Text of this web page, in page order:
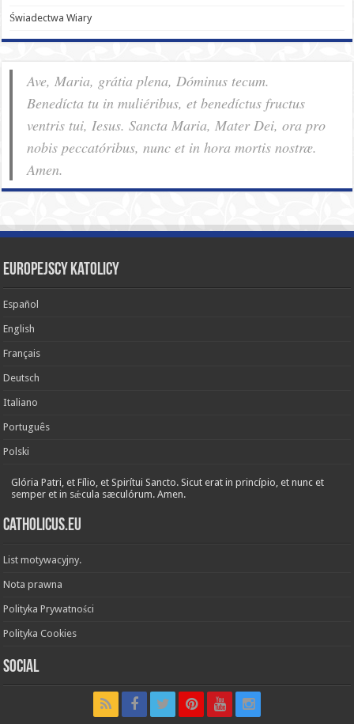
Świadectwa Wiary
Ave, Maria, grátia plena, Dóminus tecum.
Benedícta tu in muliéribus, et benedíctus fructus
ventris tui, Iesus. Sancta Maria, Mater Dei, ora pro
nobis pec­ca­tóribus, nunc et in hora mortis nostræ.
Amen.
Europejscy katolicy
Español
English
Français
Deutsch
Italiano
Português
Polski
Glória Patri, et Fílio, et Spirítui Sancto. Sicut erat in princípio, et nunc et
semper et in sǽcula sæculórum. Amen.
Catholicus.eu
List motywacyjny.
Nota prawna
Polityka Prywatności
Polityka Cookies
Social